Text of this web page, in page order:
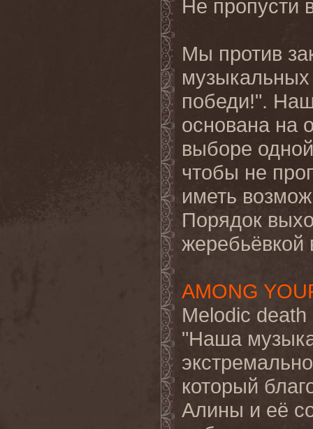
Не пропусти
Мы против
музыкальных
победи!".
основана на
выборе
чтобы не
иметь
Порядок
жеребьёвкой
AMONG
Melodic
"Наша
который
Алины и её